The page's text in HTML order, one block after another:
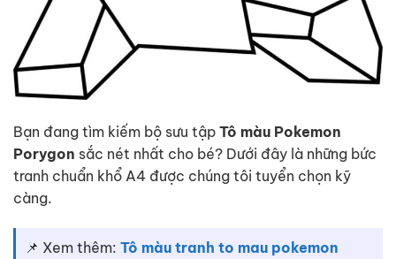
Bạn đang tìm kiếm bộ sưu tập Tô màu Pokemon
Porygon sắc nét nhất cho bé? Dưới đây là những bức
tranh chuẩn khổ A4 được chúng tôi tuyển chọn kỹ
càng.
📌 Xem thêm: Tô màu tranh to mau pokemon